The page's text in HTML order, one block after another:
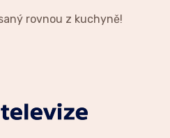
rovnou z kuchyně!